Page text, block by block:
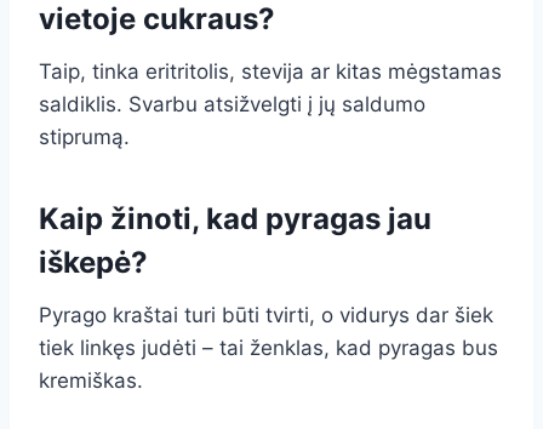
vietoje cukraus?
Taip, tinka eritritolis, stevija ar kitas mėgstamas
saldiklis. Svarbu atsižvelgti į jų saldumo
stiprumą.
Kaip žinoti, kad pyragas jau
iškepė?
Pyrago kraštai turi būti tvirti, o vidurys dar šiek
tiek linkęs judėti – tai ženklas, kad pyragas bus
kremiškas.